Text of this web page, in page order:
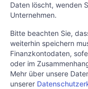
Daten löscht, wenden
Unternehmen.
Bitte beachten Sie,
weiterhin speichern
Finanzkontodaten,
oder im
Mehr über unsere
unserer